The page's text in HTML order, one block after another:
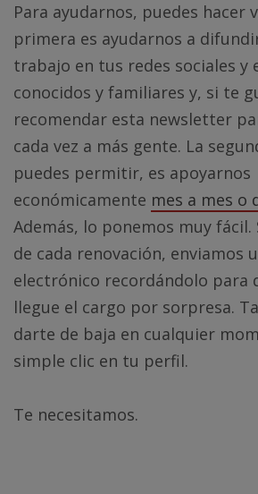
Para ayudarnos, puedes hacer
primera es ayudarnos a
trabajo en tus redes sociales y
conocidos y familiares y, si te
recomendar esta newsletter
cada vez a más gente. La
puedes permitir, es apoyarnos
económicamente mes a mes o
Además, lo ponemos muy fácil.
de cada renovación, enviamos
electrónico recordándolo para
llegue el cargo por sorpresa.
darte de baja en cualquier
simple clic en tu perfil.
Te necesitamos.